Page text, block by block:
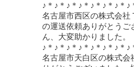
♪＊♪＊♪＊♪＊♪＊♪＊♪＊
名古屋市西区の株式会社
の運送依頼ありがとうご
ん、大変助かりました。
♪＊♪＊♪＊♪＊♪＊♪＊♪＊
名古屋市天白区の株式会